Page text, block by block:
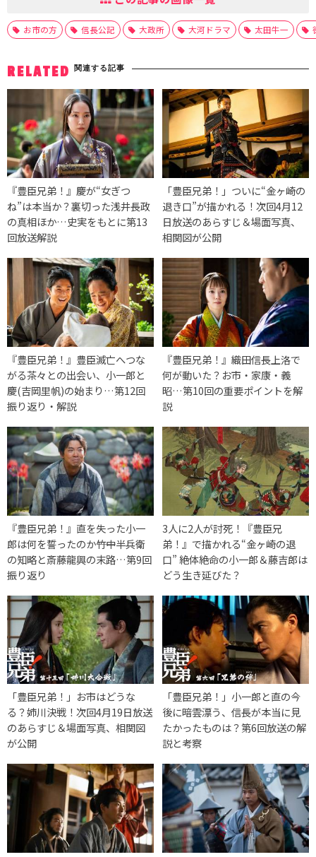
お市の方 信長公記 大政所 大河ドラマ 太田牛一
RELATED 関連する記事
『豊臣兄弟！』慶が“女ぎつ
ね”は本当か？裏切った浅井長政
の真相ほか…史実をもとに第13
回放送解説
「豊臣兄弟！」ついに“金ヶ崎の
退き口”が描かれる！次回4月12
日放送のあらすじ＆場面写真、
相関図が公開
『豊臣兄弟！』豊臣滅亡へつな
がる茶々との出会い、小一郎と
慶(吉岡里帆)の始まり…第12回
振り返り・解説
『豊臣兄弟！』織田信長上洛で
何が動いた？お市・家康・義
昭…第10回の重要ポイントを解
説
『豊臣兄弟！』直を失った小一
郎は何を誓ったのか――竹中半兵衛
の知略と斎藤龍興の末路…第9回
振り返り
3人に2人が討死！『豊臣兄
弟！』で描かれる“金ヶ崎の退
口” 絶体絶命の小一郎＆藤吉郎は
どう生き延びた？
「豊臣兄弟！」お市はどうな
る？姉川決戦！次回4月19日放送
のあらすじ＆場面写真、相関図
が公開
「豊臣兄弟！」小一郎と直の今
後に暗雲漂う、信長が本当に見
たかったものは？第6回放送の解
説と考察